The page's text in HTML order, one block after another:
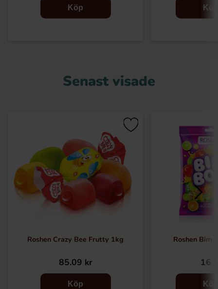
Köp Köp
Senast visade
Roshen Crazy Bee Frutty 1kg
85.09 kr
Köp
Roshen Bim
16
Köp